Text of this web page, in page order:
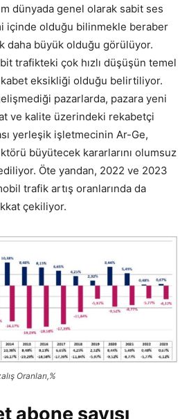
dünyada genel olarak sabit ses
içinde olduğu bilinmekle beraber
daha büyük olduğu görülüyor.
trafikteki çok hızlı düşüşün temel
eksikliği olduğu belirtiliyor.
pazarlarda, pazara yeni
ve kalite üzerindeki rekabetçi
yerleşik işletmecinin Ar-Ge,
büyütecek kararlarını olumsuz
Öte yandan, 2022 ve 2023
trafik artış oranlarında da
çekiliyor.
Oranları,%
abone sayısı